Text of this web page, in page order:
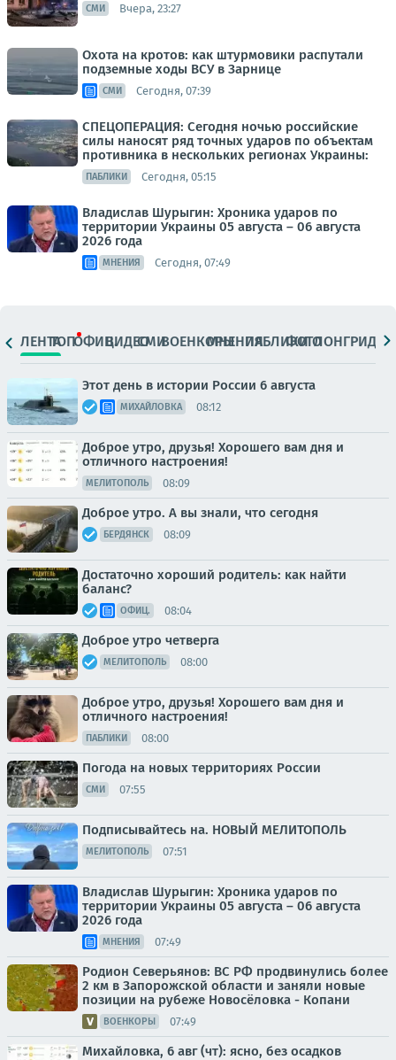
СМИ Вчера, 23:27
Охота на кротов: как штурмовики распутали
подземные ходы ВСУ в Зарнице
СМИ Сегодня, 07:39
СПЕЦОПЕРАЦИЯ: Сегодня ночью российские
силы наносят ряд точных ударов по объектам
противника в нескольких регионах Украины:
ПАБЛИКИ Сегодня, 05:15
Владислав Шурыгин: Хроника ударов по
территории Украины 05 августа – 06 августа
2026 года
МНЕНИЯ Сегодня, 07:49
ЛЕНТАТОПОФИЦ.ВИДЕОСМИВОЕНКОРЫМНЕНИЯПАБЛИКИ
ФОТОЛОНГРИДЫ
Этот день в истории России 6 августа
МИХАЙЛОВКА 08:12
Доброе утро, друзья! Хорошего вам дня и
отличного настроения!
МЕЛИТОПОЛЬ 08:09
Доброе утро. А вы знали, что сегодня
БЕРДЯНСК 08:09
Достаточно хороший родитель: как найти
баланс?
ОФИЦ. 08:04
Доброе утро четверга
МЕЛИТОПОЛЬ 08:00
Доброе утро, друзья! Хорошего вам дня и
отличного настроения!
ПАБЛИКИ 08:00
Погода на новых территориях России
СМИ 07:55
Подписывайтесь на. НОВЫЙ МЕЛИТОПОЛЬ
МЕЛИТОПОЛЬ 07:51
Владислав Шурыгин: Хроника ударов по
территории Украины 05 августа – 06 августа
2026 года
МНЕНИЯ 07:49
Родион Северьянов: ВС РФ продвинулись более
2 км в Запорожской области и заняли новые
позиции на рубеже Новосёловка - Копани
ВОЕНКОРЫ 07:49
Михайловка, 6 авг (чт): ясно, без осадков